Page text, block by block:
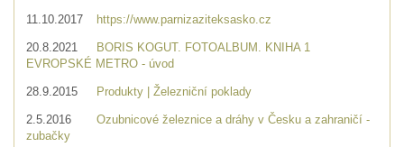
11.10.2017 https://www.parnizaziteksasko.cz
20.8.2021
BORIS KOGUT. FOTOALBUM. KNIHA 1
EVROPSKÉ METRO - úvod
28.9.2015 Produkty | Železniční poklady
2.5.2016
Ozubnicové železnice a dráhy v Česku a zahraničí -
zubačky